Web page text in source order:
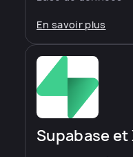
En savoir plus
Supabase et